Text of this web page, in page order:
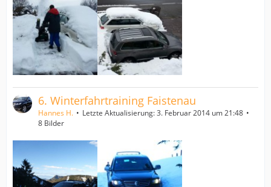
6. Winterfahrtraining Faistenau
Hannes H. Letzte Aktualisierung:3. Februar 2014 um 21:48
8 Bilder